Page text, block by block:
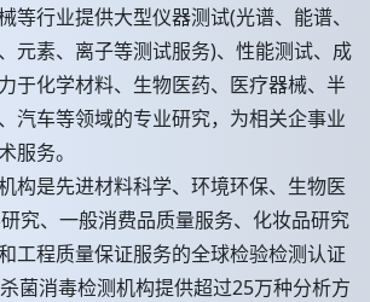
等行业提供大型仪器测试(光谱、能谱、
元素、离子等测试服务)、性能测试、成
于化学材料、生物医药、医疗器械、半
汽车等领域的专业研究，为相关企事业
服务。
构是先进材料科学、环境环保、生物医
究、一般消费品质量服务、化妆品研究
工程质量保证服务的全球检验检测认证
菌消毒检测机构提供超过25万种分析方